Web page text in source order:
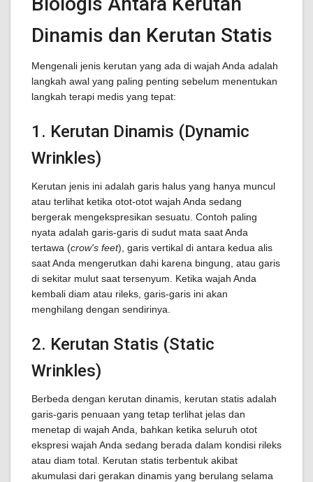
Dinamis dan Kerutan Statis
Mengenali jenis kerutan yang ada di wajah Anda adalah
langkah awal yang paling penting sebelum menentukan
langkah terapi medis yang tepat:
1. Kerutan Dinamis (Dynamic
Wrinkles)
Kerutan jenis ini adalah garis halus yang hanya muncul
atau terlihat ketika otot-otot wajah Anda sedang
bergerak mengekspresikan sesuatu. Contoh paling
nyata adalah garis-garis di sudut mata saat Anda
tertawa (crow's feet), garis vertikal di antara kedua alis
saat Anda mengerutkan dahi karena bingung, atau garis
di sekitar mulut saat tersenyum. Ketika wajah Anda
kembali diam atau rileks, garis-garis ini akan
menghilang dengan sendirinya.
2. Kerutan Statis (Static
Wrinkles)
Berbeda dengan kerutan dinamis, kerutan statis adalah
garis-garis penuaan yang tetap terlihat jelas dan
menetap di wajah Anda, bahkan ketika seluruh otot
ekspresi wajah Anda sedang berada dalam kondisi rileks
atau diam total. Kerutan statis terbentuk akibat
akumulasi dari gerakan dinamis yang berulang selama